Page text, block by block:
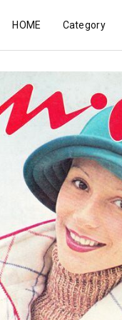
HOME Category